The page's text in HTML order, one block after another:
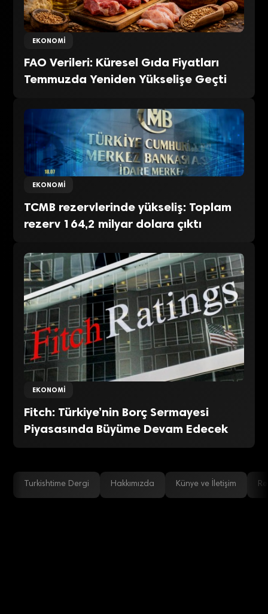
EKONOMI
FAO Verileri: Küresel Gıda Fiyatları
Temmuzda Yeniden Yükselişe Geçti
EKONOMI
TCMB rezervlerinde yükseliş: Toplam
rezerv 164,2 milyar dolara çıktı
EKONOMI
Fitch: Türkiye’nin Borç Sermayesi
Piyasasında Büyüme Devam Edecek
Turkishtime Dergi Hakkımızda Künye ve İletişim